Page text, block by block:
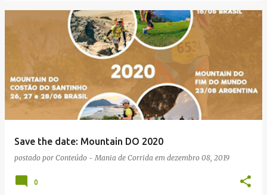
Save the date: Mountain DO 2020
postado por Conteúdo - Mania de Corrida em dezembro 08, 2019
0